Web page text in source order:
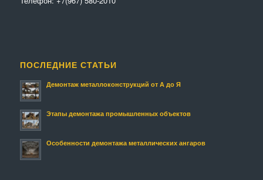
ПОСЛЕДНИЕ СТАТЬИ
Демонтаж металлоконструкций от А до Я
Этапы демонтажа промышленных объектов
Особенности демонтажа металлических ангаров